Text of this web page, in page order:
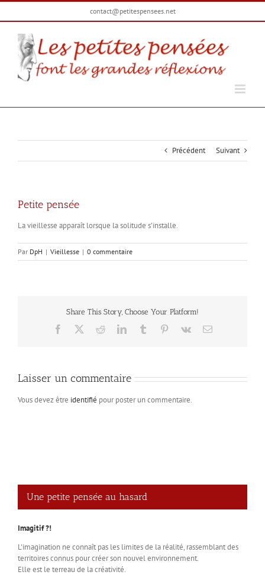
Passer
contact@petitespensees.net
Précédent Suivant
Petite pensée
La vieillesse apparaît lorsque la solitude s’installe.
Par DpH | Vieillesse | 0 commentaire
Share This Story, Choose Your Platform!
Facebook RedditLinkedInTumblr Pinterest
Vk Email
Laisser un commentaire
Vous devez être identifié pour poster un commentaire.
Une petite pensée au hasard
Imagitif ?!
L'imagination ne connaît pas les limites de la réalité, rassemblant des
territoires connus pour créer son nouvel environnement.
Elle est le terreau de la créativité.